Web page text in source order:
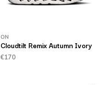
ON
Cloudtilt Remix Autumn Ivory
€170